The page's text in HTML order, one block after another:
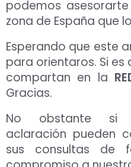
podemos
zona de España que
Esperando que este
para orientaros. Si
compartan en la
Gracias.
No obstante si
aclaración pueden
sus consultas de